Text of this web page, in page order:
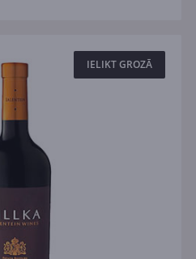
IELIKT GROZĀ